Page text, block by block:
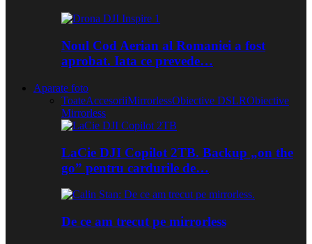
Noul Cod Aerian al Romaniei a fost
aprobat. Iata ce prevede…
Aparate foto
ToateAccesoriiMirrorlessObiective DSLRObiective
Mirrorless
LaCie DJI Copilot 2TB. Backup „on the
go” pentru cardurile de…
De ce am trecut pe mirrorless